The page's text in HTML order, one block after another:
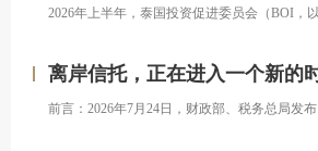
2026年上半年，泰国投资促进委员会（BOI，
离岸信托，正在进入一个新的
前言：2026年7月24日，财政部、税务总局发